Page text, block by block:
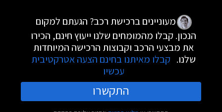
מעוניינים ברכישת רכב? הגעתם למקום
הנכון. קבלו מהמומחים שלנו ייעוץ חינם, הכירו
את מבצעי הרכב וקבוצות הרכישה המיוחדות
שלנו. קבלו מאיתנו בחינם הצעה אטרקטיבית
עכשיו
התקשרו